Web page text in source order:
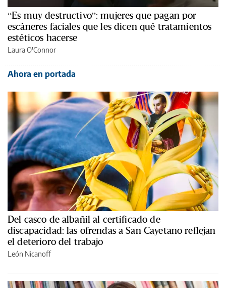
“Es muy destructivo”: mujeres que pagan por
escáneres faciales que les dicen qué tratamientos
estéticos hacerse
Laura O'Connor
Ahora en portada
Del casco de albañil al certificado de
discapacidad: las ofrendas a San Cayetano reflejan
el deterioro del trabajo
León Nicanoff